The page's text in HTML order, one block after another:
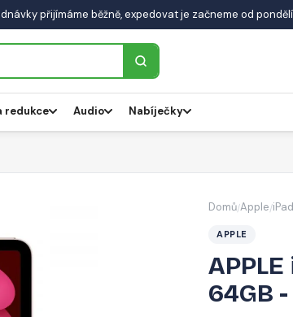
přijímáme běžně, expedovat je začneme od
redukce Audio Nabíječky
Domů/Apple/iPad
APPLE
64GB